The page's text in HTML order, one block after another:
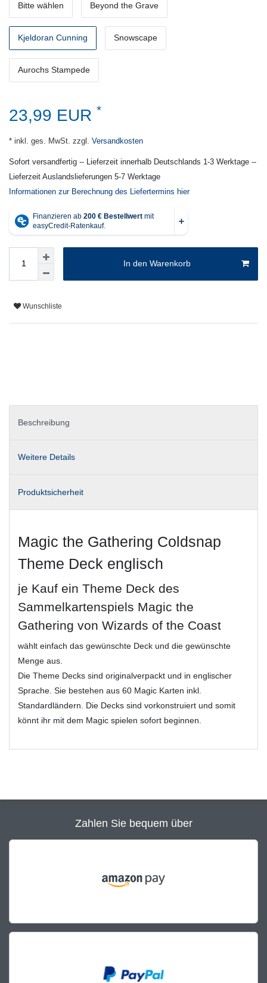
Bitte wählen Beyond the Grave
Kjeldoran Cunning Snowscape
Aurochs Stampede
23,99 EUR *
* inkl. ges. MwSt. zzgl. Versandkosten
Sofort versandfertig -- Lieferzeit innerhalb Deutschlands 1-3 Werktage --
Lieferzeit Auslandslieferungen 5-7 Werktage
Informationen zur Berechnung des Liefertermins hier
In den Warenkorb
Wunschliste
Beschreibung
Weitere Details
Produktsicherheit
Magic the Gathering Coldsnap
Theme Deck englisch
je Kauf ein Theme Deck des
Sammelkartenspiels Magic the
Gathering von Wizards of the Coast
wählt einfach das gewünschte Deck und die gewünschte
Menge aus.
Die Theme Decks sind originalverpackt und in englischer
Sprache. Sie bestehen aus 60 Magic Karten inkl.
Standardländern. Die Decks sind vorkonstruiert und somit
könnt ihr mit dem Magic spielen sofort beginnen.
Zahlen Sie bequem über